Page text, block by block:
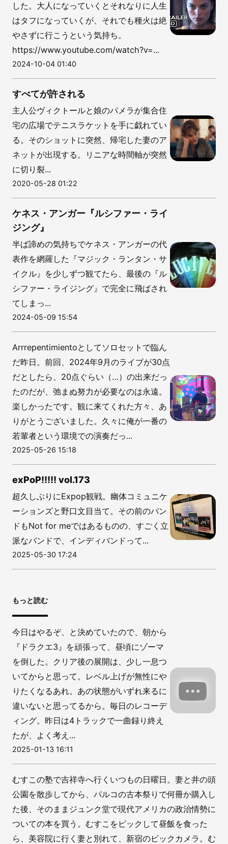
した。大人になっていくとそれなりに人生
はタフになっていくが、それでも種火は絶
やさずに行こうという気持ち。
https://www.youtube.com/watch?v=...
2024-10-04 01:40
すべてが許される
主人公ヴィクトールと娘のパメラが集合住
宅の広場でテニスラケットを手に戯れてい
る。そのショットに突然、帰宅した妻のア
ネットが出現する。リニアな時間軸が突然
に切り裂...
2020-05-28 01:22
ケネス・アンガー『ルシファー・ライ
ジング』
半ば諦めの気持ちでケネス・アンガーの代
表作を網羅した『マジック・ランタン・サ
イクル』を少しずつ観てたら、最後の『ル
シファー・ライジング』で完全に飛ばされ
てしまっ...
2024-05-09 15:54
Arrrepentimientoとしてソロセットで臨ん
だ昨日。前回、2024年9月のライブが30点
だとしたら、20点ぐらい（…）の出来だっ
たのだが、弛まぬ努力が必要なのは永遠。
楽しかったです。観に来てくれた方々、あ
りがとうございました。久々に俺が一番の
若輩者という環境での演奏だっ...
2025-05-26 15:18
exPoP!!!!! vol.173
超久しぶりにExpop観戦。幽体コミュニケ
ーションズと野口文目当て。その前のバン
ドもNot for meではあるものの、すごく立
派なバンドで、インディバンドって...
2025-05-30 17:24
もっと読む
今日はやるぞ、と決めていたので、朝から
『ドラクエ3』を頑張って、昼頃にゾーマ
を倒した。クリア後の展開は、少し一息つ
いてからと思って。レベル上げが無性にや
りたくなるあれ。あの状態がいずれ来るに
違いないと思ってるから。毎日のレコーデ
ィング。昨日は4トラックで一曲録り終え
たが、よく考え...
2025-01-13 16:11
むすこの塾で吉祥寺へ行くいつもの日曜日。妻と井の頭
公園を散歩してから、パルコの古本祭りで何冊か購入し
た後、そのままジュンク堂で現代アメリカの政治情勢に
ついての本を買う。むすこをピックして昼飯を食った
ら、美容院に行く妻と別れて、新宿のビックカメラ。む